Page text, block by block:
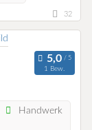
32
1 Bew.
Handwerk